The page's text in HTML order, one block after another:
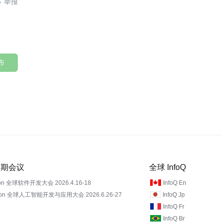
会议
全球软件开发大会 2026.4.16-18
全球人工智能开发与应用大会 2026.6.26-27
全球 InfoQ
InfoQ En
InfoQ Jp
InfoQ Fr
InfoQ Br